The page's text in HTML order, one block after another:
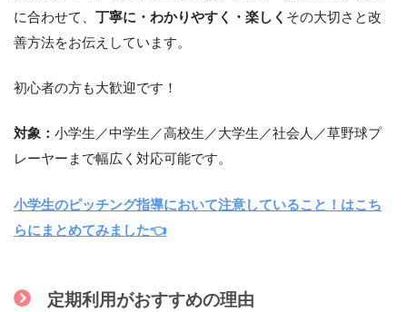
に合わせて、 丁寧に・わかりやすく・楽しく その大切さと改
善方法をお伝えしています。
初心者の方も大歓迎です！
対象： 小学生／中学生／高校生／大学生／社会人／草野球プ
レーヤーまで幅広く対応可能です。
小学生のピッチング指導において注意していること！はこち
らにまとめてみました👈
定期利用がおすすめの理由